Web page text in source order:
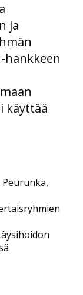
ja
hankkeen
käyttää